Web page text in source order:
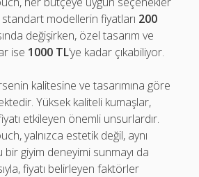
modellerin fiyatları 200
değişirken, özel tasarım ve
ise 1000 TL’ye kadar çıkabiliyor.
kalitesine ve tasarımına göre
Yüksek kaliteli kumaşlar,
etkileyen önemli unsurlardır.
yalnızca estetik değil, aynı
giyim deneyimi sunmayı da
fiyatı belirleyen faktörler